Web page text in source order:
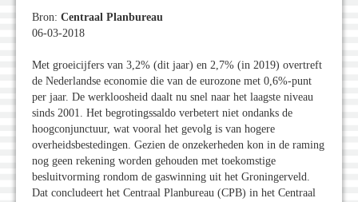
Bron: Centraal Planbureau
06-03-2018
Met groeicijfers van 3,2% (dit jaar) en 2,7% (in 2019) overtreft
de Nederlandse economie die van de eurozone met 0,6%-punt
per jaar. De werkloosheid daalt nu snel naar het laagste niveau
sinds 2001. Het begrotingssaldo verbetert niet ondanks de
hoogconjunctuur, wat vooral het gevolg is van hogere
overheidsbestedingen. Gezien de onzekerheden kon in de raming
nog geen rekening worden gehouden met toekomstige
besluitvorming rondom de gaswinning uit het Groningerveld.
Dat concludeert het Centraal Planbureau (CPB) in het Centraal